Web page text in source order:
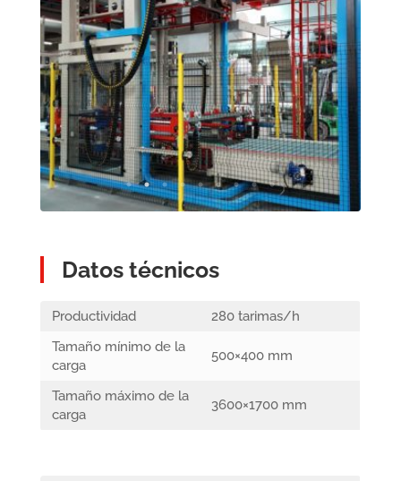
Datos técnicos
Productividad
280 tarimas/h
Tamaño mínimo de la
carga
500×400 mm
Tamaño máximo de la
carga
3600×1700 mm